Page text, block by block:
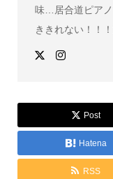
味…居合道ピア
ききれない！！
Post
Hatena
RSS